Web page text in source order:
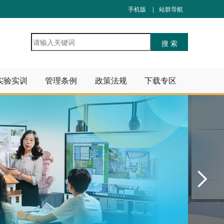
站群导航
手机版 |
验实训 管理条例 政策法规 下载专区